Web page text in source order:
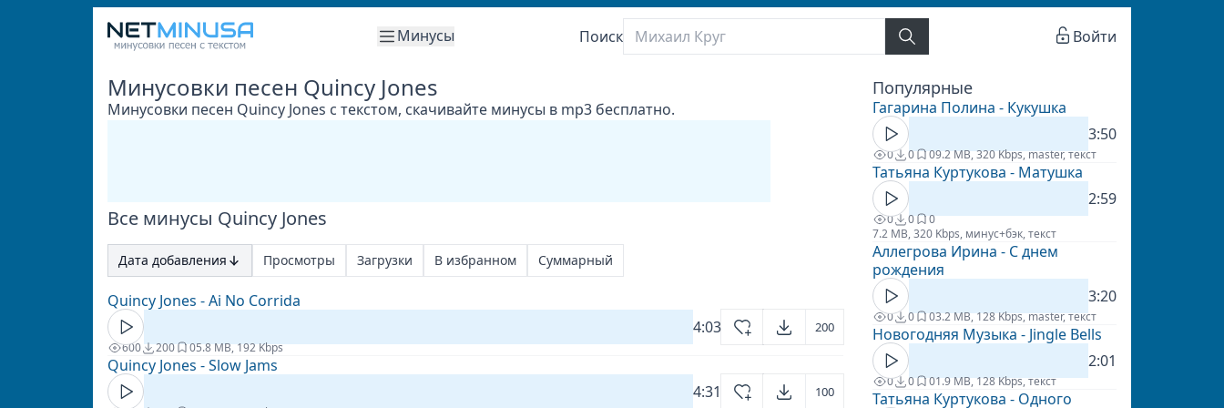
Минусы Поиск Войти
Минусовки песен Quincy Jones
Минусовки песен Quincy Jones с текстом, скачивайте минусы в mp3 бесплатно.
Все минусы Quincy Jones
Дата добавления Просмотры Загрузки В избранном Суммарный
Quincy Jones - Ai No Corrida
4:03
200
600 200 05.8 MB, 192 Kbps
Quincy Jones - Slow Jams
4:31
100
Популярные
Гагарина Полина - Кукушка
3:50
0 0 09.2 MB, 320 Kbps, master, текст
Татьяна Куртукова - Матушка
2:59
0 0
0
7.2 MB, 320 Kbps, минус+бэк, текст
Аллегрова Ирина - С днем
рождения
3:20
0 0 03.2 MB, 128 Kbps, master, текст
Новогодняя Музыка - Jingle Bells
2:01
0 0 01.9 MB, 128 Kbps, текст
Татьяна Куртукова - Одного